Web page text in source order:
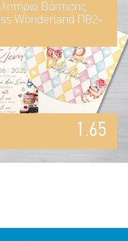
Βάπτισης
Wonderland ΠΒ2-
1.65